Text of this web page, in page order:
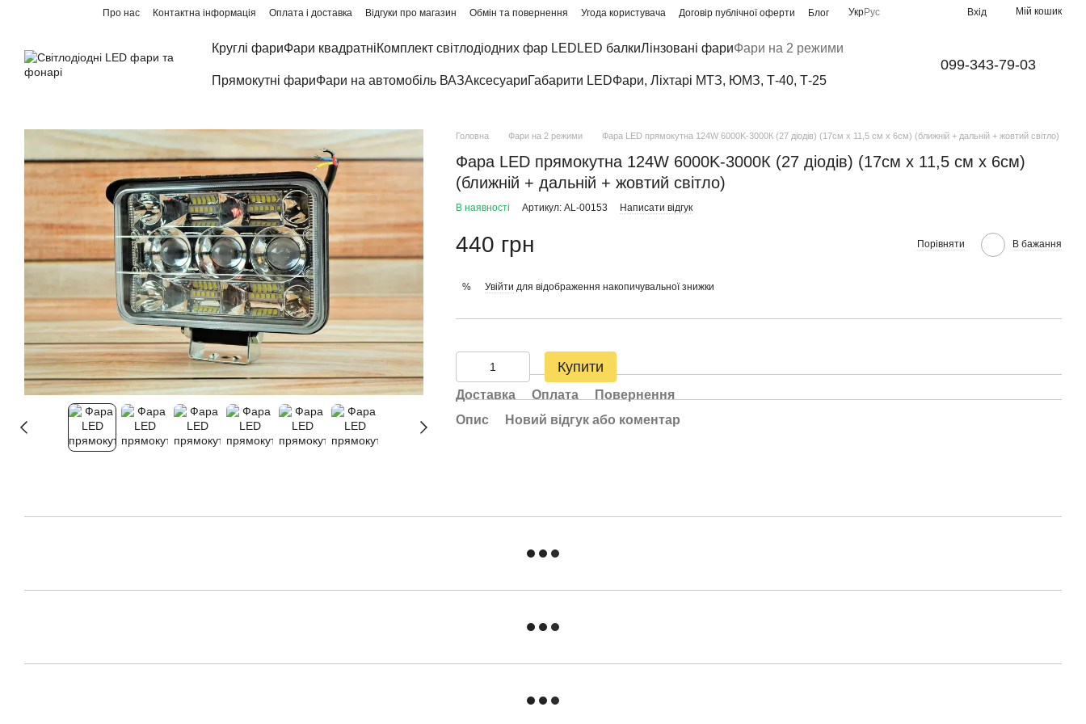
Перейти до основного контенту
Про нас Контактна інформація Оплата і доставка Відгуки про магазин Обмін та повернення Угода користувача Договір публічної оферти Блог УкрРус Вхід Мій кошик
Круглі фариФари квадратніКомплект світлодіодних фар LED LED балкиЛінзовані фариФари на 2 режими
Прямокутні фариФари на автомобіль ВАЗАксесуариГабарити LEDФари, Ліхтарі МТЗ, ЮМЗ, Т-40, Т-25
099-343-79-03
Головна Фари на 2 режими Фара LED прямокутна 124W 6000K-3000К (27 діодів) (17см х 11,5 см х 6см) (ближній + дальній + жовтий світло)
Фара LED прямокутна 124W 6000K-3000К (27 діодів) (17см х 11,5 см х 6см)
(ближній + дальній + жовтий світло)
В наявності Артикул: AL-00153 Написати відгук
440 грн Порівняти В бажання
% Увійти для відображення накопичувальної знижки
Купити
Доставка Оплата
Повернення
Опис
Новий відгук або коментар